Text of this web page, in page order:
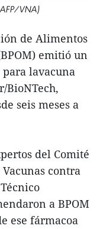
VNA)
de Alimentos
emitió un
lavacuna
BioNTech,
seis meses a
del Comité
contra
a BPOM
ese fármacoa